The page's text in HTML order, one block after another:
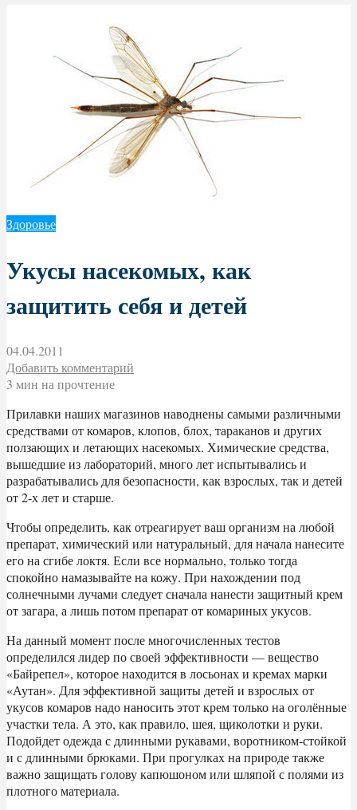
Здоровье
Укусы насекомых, как
защитить себя и детей
04.04.2011
Добавить комментарий
3 мин на прочтение
Прилавки наших магазинов наводнены самыми различными
средствами от комаров, клопов, блох, тараканов и других
ползающих и летающих насекомых. Химические средства,
вышедшие из лабораторий, много лет испытывались и
разрабатывались для безопасности, как взрослых, так и детей
от 2-х лет и старше.
Чтобы определить, как отреагирует ваш организм на любой
препарат, химический или натуральный, для начала нанесите
его на сгибе локтя. Если все нормально, только тогда
спокойно намазывайте на кожу. При нахождении под
солнечными лучами следует сначала нанести защитный крем
от загара, а лишь потом препарат от комариных укусов.
На данный момент после многочисленных тестов
определился лидер по своей эффективности — вещество
«Байрепел», которое находится в лосьонах и кремах марки
«Аутан». Для эффективной защиты детей и взрослых от
укусов комаров надо наносить этот крем только на оголённые
участки тела. А это, как правило, шея, щиколотки и руки.
Подойдет одежда с длинными рукавами, воротником-стойкой
и с длинными брюками. При прогулках на природе также
важно защищать голову капюшоном или шляпой с полями из
плотного материала.